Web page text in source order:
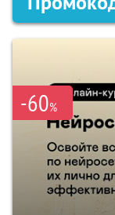
-60%